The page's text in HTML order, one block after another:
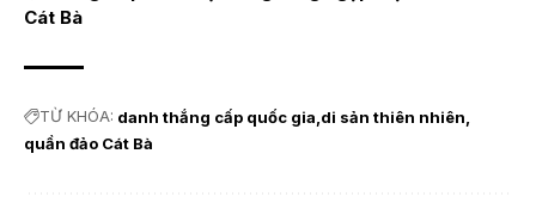
Cát Bà
TỪ KHÓA: danh thắng cấp quốc gia di sản thiên nhiên
quần đảo Cát Bà